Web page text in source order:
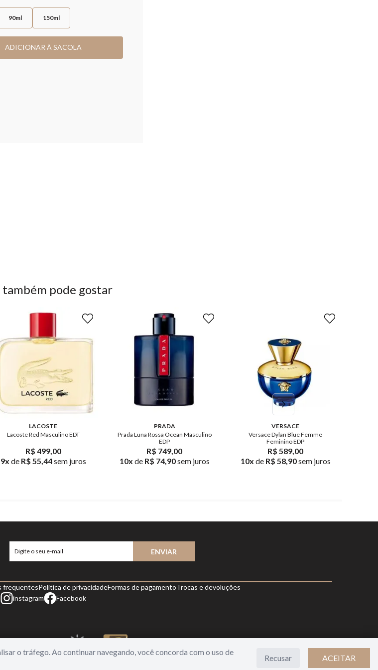
90ml 150ml
ADICIONAR À SACOLA
também pode gostar
LACOSTE
Lacoste Red Masculino EDT
R$ 499,00
9x de R$ 55,44sem juros
PRADA
Prada Luna Rossa Ocean Masculino
EDP
R$ 749,00
10x de R$ 74,90sem juros
VERSACE
Versace Dylan Blue Femme
Feminino EDP
R$ 589,00
10x de R$ 58,90sem juros
o tráfego. Ao continuar navegando, você concorda com o uso de
Recusar ACEITAR
ENVIAR
frequentesPolítica de privacidadeFormas de pagamentoTrocas e devoluções
instagram
Facebook
RJ | CNPJ 14964149/001-03